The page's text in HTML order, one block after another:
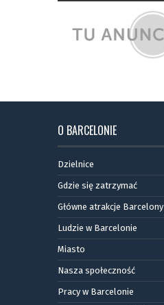
O BARCELONIE
Dzielnice
Gdzie się zatrzymać
Główne atrakcje Barcelony
Ludzie w Barcelonie
Miasto
Nasza społeczność
Pracy w Barcelonie